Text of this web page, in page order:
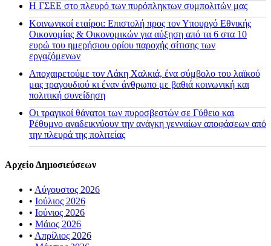
H ΓΣΕΕ στο πλευρό των πυρόπληκτων συμπολιτών μας
Κοινωνικοί εταίροι: Επιστολή προς τον Υπουργό Εθνικής
Οικονομίας & Οικονομικών για αύξηση από τα 6 στα 10
ευρώ του ημερήσιου ορίου παροχής σίτισης των
εργαζόμενων
Αποχαιρετούμε τον Λάκη Χαλκιά, ένα σύμβολο του λαϊκού
μας τραγουδιού κι έναν άνθρωπο με βαθιά κοινωνική και
πολιτική συνείδηση
Οι τραγικοί θάνατοι των πυροσβεστών σε Γύθειο και
Ρέθυμνο αναδεικνύουν την ανάγκη γενναίων αποφάσεων από
την πλευρά της πολιτείας
Αρχείο Δημοσιεύσεων
• Αύγουστος 2026
• Ιούλιος 2026
• Ιούνιος 2026
• Μάιος 2026
• Απρίλιος 2026